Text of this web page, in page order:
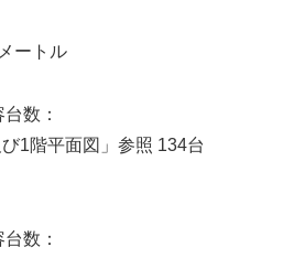
ートル
数：
1階平面図」参照 134台
数：